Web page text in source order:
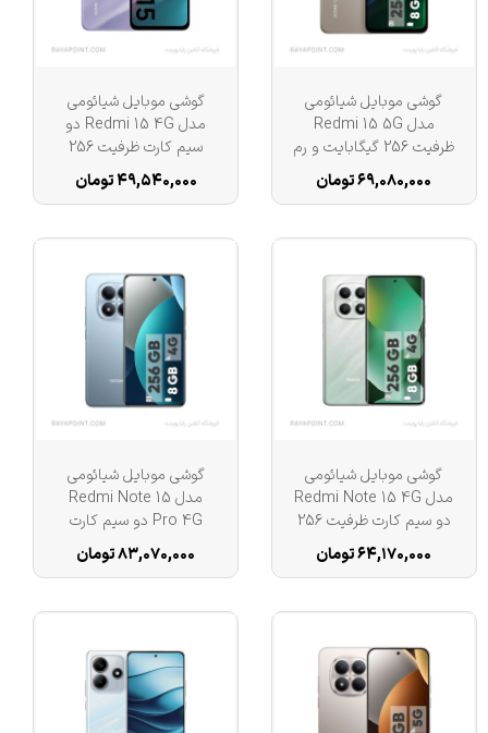
گوشی موبایل شیائومی
مدل Redmi 15 5G
ظرفیت 256 گیگابایت و رم
۶۹,۰۸۰,۰۰۰ تومان
گوشی موبایل شیائومی
مدل Redmi 15 4G دو
سیم کارت ظرفیت 256
گیگابایت و رم 8 گیگابایت
۴۹,۵۴۰,۰۰۰ تومان
گوشی موبایل شیائومی
مدل Redmi Note 15 4G
دو سیم کارت ظرفیت 256
گیگابایت و رم 8 گیگابایت
۶۴,۱۷۰,۰۰۰ تومان
گوشی موبایل شیائومی
مدل Redmi Note 15
Pro 4G دو سیم کارت
ظرفیت 256 گیگابایت و رم
8 گیگابایت
۸۳,۰۷۰,۰۰۰ تومان